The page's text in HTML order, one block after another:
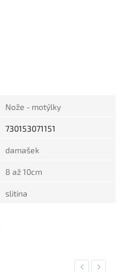
Nože - motýlky
730153071151
damašek
8 až 10cm
slitina
Previous
Next